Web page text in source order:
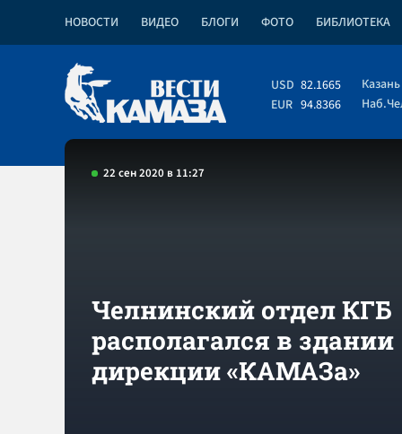
НОВОСТИ ВИДЕО БЛОГИ ФОТО БИБЛИОТЕКА
USD 82.1665
EUR 94.8366
Казань
22 сен 2020 в 11:27
Челнинский отдел КГБ
располагался в здании
дирекции «КАМАЗа»